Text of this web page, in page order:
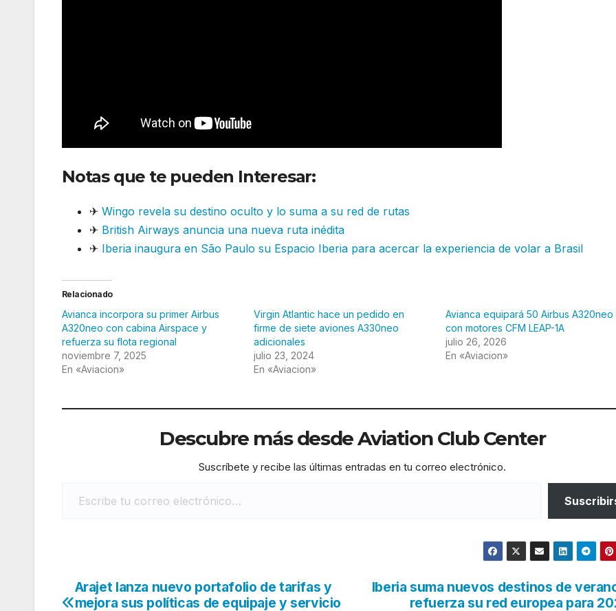
Notas que te pueden Interesar:
✈ Wingo revela su destino oculto y lo suma a su red de rutas
✈ British Airways anuncia una nueva ruta inédita
✈ Iberia inaugura en São Paulo su Espacio Iberia para acercar la experiencia de volar a Brasil
Relacionado
Avianca incorpora su primer Airbus
A320neo con cabina Airspace y
refuerza su flota regional
noviembre 7, 2025
En «Aviacion»
Virgin Atlantic hace un pedido en
firme de siete aviones A330neo
adicionales
julio 23, 2024
En «Aviacion»
Avianca equipará 50 Airbus A320neo
con motores CFM LEAP-1A
julio 26, 2026
En «Aviacion»
Descubre más desde Aviation Club Center
Suscríbete y recibe las últimas entradas en tu correo electrónico.
Navegación
Iberia suma nuevos destinos de
refuerza su red europea para
Arajet lanza nuevo portafolio de tarifas y
mejora sus políticas de equipaje y servicio